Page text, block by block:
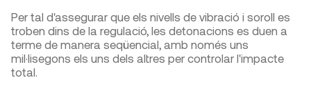
Per tal d'assegurar que els nivells de vibració i soroll es
troben dins de la regulació, les detonacions es duen a
terme de manera seqüencial, amb només uns
mil·lisegons els uns dels altres per controlar l'impacte
total.